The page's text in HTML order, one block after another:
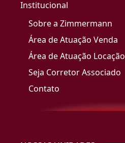
Institucional
Sobre a Zimmermann
Área de Atuação Venda
Área de Atuação Locação
Seja Corretor Associado
Contato